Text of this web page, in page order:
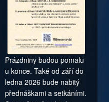
Prázdniny budou pomalu
u konce. Také od září do
ledna 2026 bude nabitý
přednáškami a setkáními.